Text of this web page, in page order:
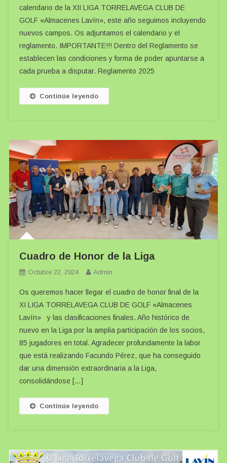
calendario de la XII LIGA TORRELAVEGA CLUB DE
GOLF «Almacenes Lavín», este año seguimos incluyendo
nuevos campos. Os adjuntamos el calendario y el
reglamento. IMPORTANTE!!! Dentro del Reglamento se
establecen las condiciones y forma de poder apuntarse a
cada prueba a disputar. Reglamento 2025
Continúe leyendo
Cuadro de Honor de la Liga
Octubre 22, 2024 Admin
Os queremos hacer llegar el cuadro de honor final de la
XI LIGA TORRELAVEGA CLUB DE GOLF «Almacenes
Lavín» y las clasificaciones finales. Año histórico de
nuevo en la Liga por la amplia participación de los socios,
85 jugadores en total. Agradecer profundamente la labor
que está realizando Facundo Pérez, que ha conseguido
dar una dimensión extraordinaria a la Liga,
consolidándose […]
Continúe leyendo